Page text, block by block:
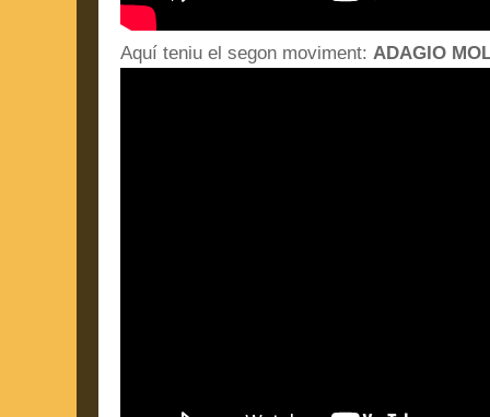
Aquí teniu el segon moviment: ADAGIO